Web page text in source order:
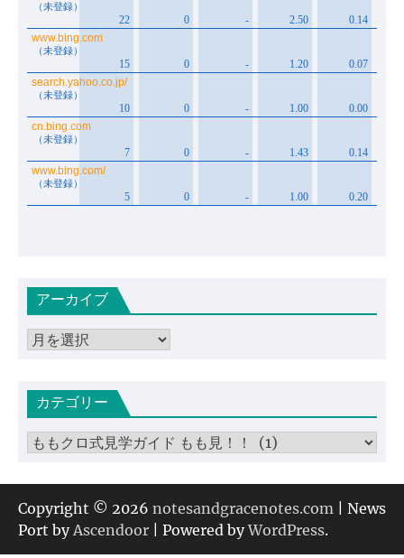
アーカイブ
ア
イカテゴリー
カ
ゴ
リ
ー
Copyright © 2026 notesandgracenotes.com | News
Port byAscendoor | Powered byWordPress.